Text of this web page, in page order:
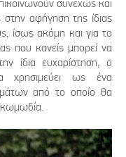
συνεχώς και
αφήγηση της ίδιας
ίσως ακόμη και για το
που κανείς μπορεί να
ίδια ευχαρίστηση, ο
χρησιμεύει ως ένα
από το οποίο θα
κωμωδία.